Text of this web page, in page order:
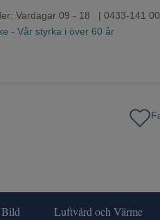
Vardagar 09 - 18 | 0433-141 00
- Vår styrka i över 60 år
Luftvård och Värme